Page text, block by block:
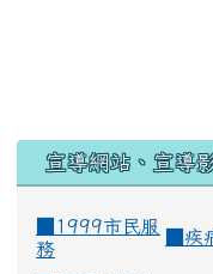
宣導網站、宣導
■1999市民服
務
疾